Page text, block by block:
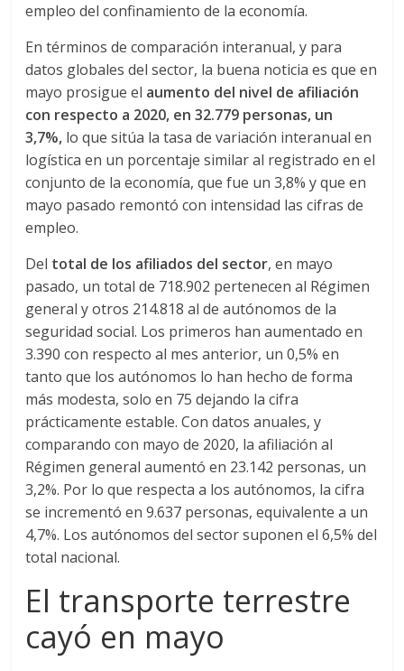
p
o
s
y
M
a
q
u
n
a
r
empleo del confinamiento de la economía.
En términos de comparación interanual, y para
datos globales del sector, la buena noticia es que en
mayo prosigue el aumento del nivel de afiliación
con respecto a 2020, en 32.779 personas, un
3,7%, lo que sitúa la tasa de variación interanual en
logística en un porcentaje similar al registrado en el
conjunto de la economía, que fue un 3,8% y que en
mayo pasado remontó con intensidad las cifras de
empleo.
Del total de los afiliados del sector, en mayo
pasado, un total de 718.902 pertenecen al Régimen
general y otros 214.818 al de autónomos de la
seguridad social. Los primeros han aumentado en
3.390 con respecto al mes anterior, un 0,5% en
tanto que los autónomos lo han hecho de forma
más modesta, solo en 75 dejando la cifra
prácticamente estable. Con datos anuales, y
comparando con mayo de 2020, la afiliación al
Régimen general aumentó en 23.142 personas, un
3,2%. Por lo que respecta a los autónomos, la cifra
se incrementó en 9.637 personas, equivalente a un
4,7%. Los autónomos del sector suponen el 6,5% del
total nacional.
El transporte terrestre
cayó en mayo